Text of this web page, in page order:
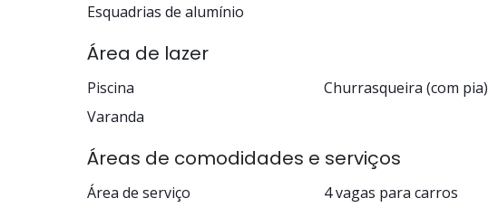
Esquadrias de alumínio
Área de lazer
Piscina Churrasqueira (com pia)
Varanda
Áreas de comodidades e serviços
Área de serviço 4 vagas para carros